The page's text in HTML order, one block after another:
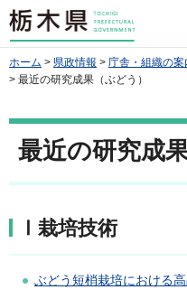
栃木県
ホーム > 県政情報 > 庁舎・組織の案
> 最近の研究成果（ぶどう）
最近の研究成
Ⅰ栽培技術
ぶどう短梢栽培における